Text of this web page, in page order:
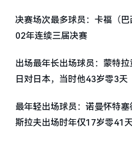
决赛场次最多球员：卡福（
02年连续三届决赛
出场最年长出场球员：蒙特
日对日本，当时他43岁零3天
最年轻出场球员：诺曼怀特
斯拉夫出场时年仅17岁零41天